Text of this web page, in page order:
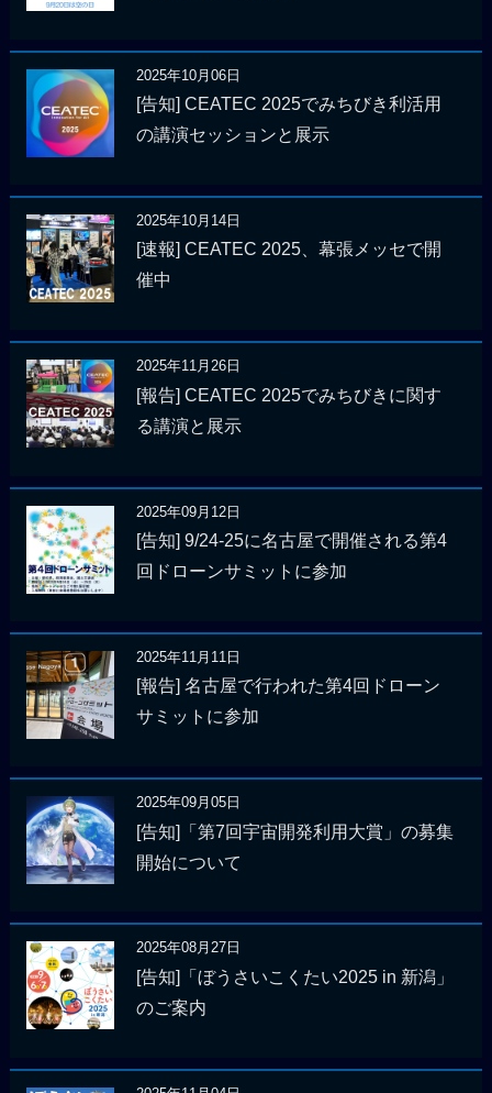
2025年10月06日
[告知] CEATEC 2025でみちびき利活用
の講演セッションと展示
2025年10月14日
[速報] CEATEC 2025、幕張メッセで開
催中
2025年11月26日
[報告] CEATEC 2025でみちびきに関す
る講演と展示
2025年09月12日
[告知] 9/24-25に名古屋で開催される第4
回ドローンサミットに参加
2025年11月11日
[報告] 名古屋で行われた第4回ドローン
サミットに参加
2025年09月05日
[告知]「第7回宇宙開発利用大賞」の募集
開始について
2025年08月27日
[告知]「ぼうさいこくたい2025 in 新潟」
のご案内